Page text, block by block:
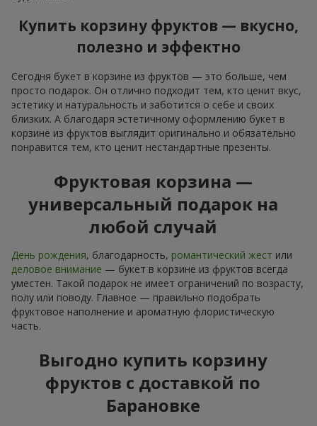
Купить корзину фруктов — вкусно,
полезно и эффектно
Сегодня букет в корзине из фруктов — это больше, чем
просто подарок. Он отлично подходит тем, кто ценит вкус,
эстетику и натуральность и заботится о себе и своих
близких. А благодаря эстетичному оформлению букет в
корзине из фруктов выглядит оригинально и обязательно
понравится тем, кто ценит нестандартные презенты.
Фруктовая корзина —
универсальный подарок на
любой случай
День рождения, благодарность, романтический жест или
деловое внимание — букет в корзине из фруктов всегда
уместен. Такой подарок не имеет ограничений по возрасту,
полу или поводу. Главное — правильно подобрать
фруктовое наполнение и ароматную флористическую
часть.
Выгодно купить корзину
фруктов с доставкой по
Барановкe